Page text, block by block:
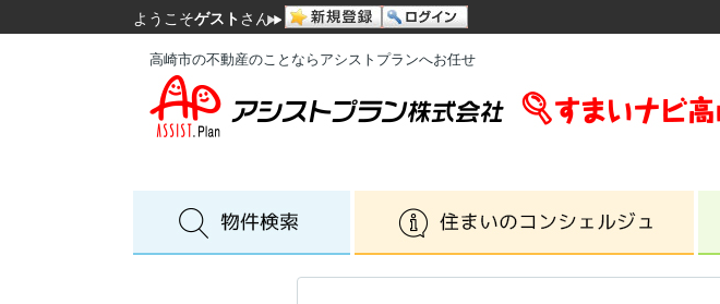
ようこそゲスト さん
高崎市の不動産のことならアシストプランへお任せ